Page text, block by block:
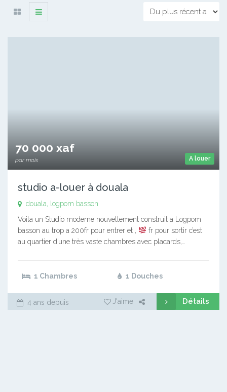
A louer
70 000 xaf
par mois
studio a-louer à douala
douala, logpom basson
Voila un Studio moderne nouvellement construit a Logpom
basson au trop a 200fr pour entrer et ,
fr pour sortir c’est
au quartier d’une très vaste chambres avec placards,…
1 Chambres 1 Douches
4 ans depuis J'aime Détails